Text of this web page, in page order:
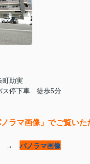
町助実
ス停下車 徒歩5分
ラマ画像」でご覧いた
♪ → パノラマ画像